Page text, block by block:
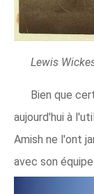
Lewis
Bien que
aujourd'hui à
Amish ne l'ont
avec son